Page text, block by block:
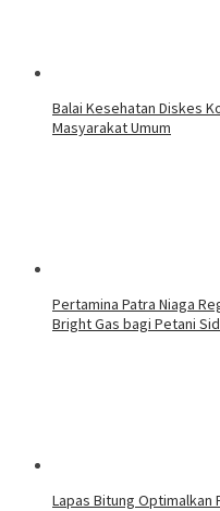
Balai Kesehatan Diskes
Masyarakat Umum
Pertamina Patra Niaga
Bright Gas bagi Petani
Lapas Bitung Optimalkan